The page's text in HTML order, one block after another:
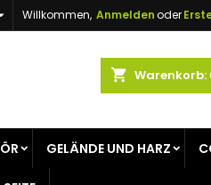
Willkommen, Anmeldenoder
shopping_cart Warenkorb:
GELÄNDE UND HARZ